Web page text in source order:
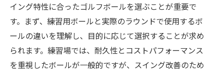
イング特性に合ったゴルフボールを選ぶことが重要で
す。まず、練習用ボールと実際のラウンドで使用するボ
ールの違いを理解し、目的に応じて選択することが求め
られます。練習場では、耐久性とコストパフォーマンス
を重視したボールが一般的ですが、スイング改善のため